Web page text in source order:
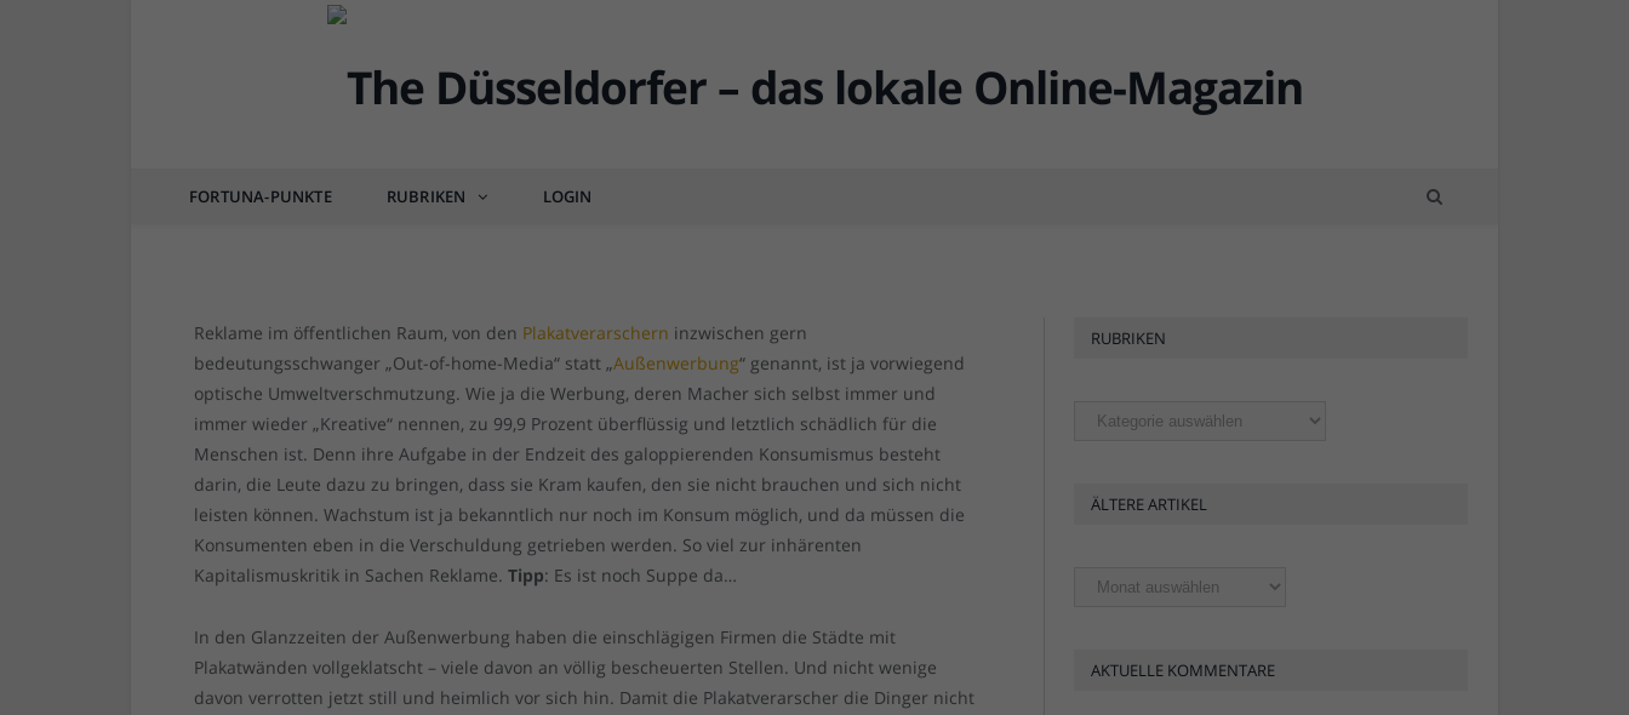
FORTUNA-PUNKTE RUBRIKEN LOGIN
Reklame im öffentlichen Raum, von den Plakatverarschern inzwischen gern
bedeutungsschwanger „Out-of-home-Media“ statt „Außenwerbung“ genannt, ist ja vorwiegend
optische Umweltverschmutzung. Wie ja die Werbung, deren Macher sich selbst immer und
immer wieder „Kreative“ nennen, zu 99,9 Prozent überflüssig und letztlich schädlich für die
Menschen ist. Denn ihre Aufgabe in der Endzeit des galoppierenden Konsumismus besteht
darin, die Leute dazu zu bringen, dass sie Kram kaufen, den sie nicht brauchen und sich nicht
leisten können. Wachstum ist ja bekanntlich nur noch im Konsum möglich, und da müssen die
Konsumenten eben in die Verschuldung getrieben werden. So viel zur inhärenten
Kapitalismuskritik in Sachen Reklame.Tipp: Es ist noch Suppe da…
In den Glanzzeiten der Außenwerbung haben die einschlägigen Firmen die Städte mit
Plakatwänden vollgeklatscht – viele davon an völlig bescheuerten Stellen. Und nicht wenige
davon verrotten jetzt still und heimlich vor sich hin. Damit die Plakatverarscher die Dinger nicht
RUBRIKEN
Rubriken
ÄLTERE ARTIKEL
Ältere
AKTUELLE KOMMENTARE